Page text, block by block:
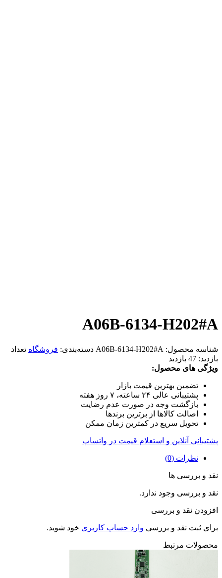
A06B-6134-H202#A
شناسه محصول: A06B-6134-H202#A دسته‌بندی: فروشگاه تعداد
بازدید: 47 بازدید
ویژگی های محصول:
تضمین بهترین قیمت بازار
پشتیبانی عالی ۲۴ ساعته، ۷ روز هفته
بازگشت وجه در صورت عدم رضایت
اصالت کالاها از برترین برندها
تحویل سریع در کمترین زمان ممکن
پشتیبانی آنلاین و استعلام قیمت در واتساپ
نظرات (0)
نقد و بررسی ها
نقد و بررسی وجود ندارد.
افزودن نقد و بررسی
برای ثبت نقد و بررسی وارد حساب کاربری خود شوید.
محصولات مرتبط